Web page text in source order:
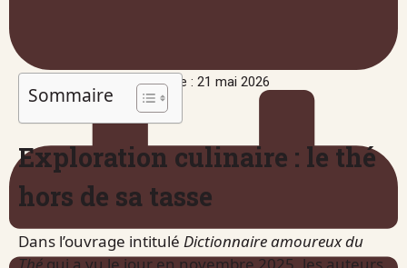
Publié le : 21 mai 2026
Sommaire
Exploration culinaire : le thé
hors de sa tasse
Dans l’ouvrage intitulé Dictionnaire amoureux du
Théqui a vu le jour en novembre 2025, les auteurs